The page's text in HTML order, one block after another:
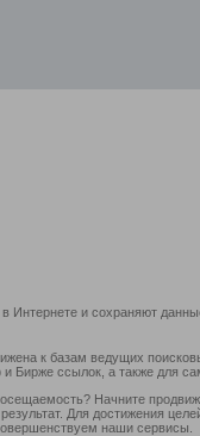
Интернете и сохраняют
к базам ведущих
Бирже ссылок, а также для
Начните
Для достижения
наши сервисы.